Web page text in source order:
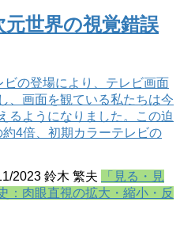
世界の視覚錯誤
登場により、テレビ画面
、画面を観ている私たちは今
るようになりました。この迫
4倍、初期カラーテレビの
2023 鈴木 繁夫
「見る・見
：肉眼直視の拡大・縮小・反